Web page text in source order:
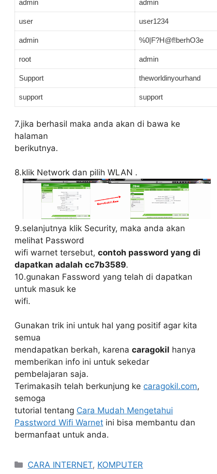
admin admin
user user1234
admin %0|F?H@f!berhO3e
root admin
Support theworldinyourhand
support support
7.jika berhasil maka anda akan di bawa ke
halaman
berikutnya.
8.klik Network dan pilih WLAN .
9.selanjutnya klik Security, maka anda akan
melihat Password
wifi warnet tersebut, contoh password yang di
dapatkan adalah cc7b3589.
10.gunakan Fassword yang telah di dapatkan
untuk masuk ke
wifi.
Gunakan trik ini untuk hal yang positif agar kita
semua
mendapatkan berkah, karena caragokil hanya
memberikan info ini untuk sekedar
pembelajaran saja.
Terimakasih telah berkunjung ke caragokil.com,
semoga
tutorial tentang Cara Mudah Mengetahui
Passtword Wifi Warnet ini bisa membantu dan
bermanfaat untuk anda.
Categories
CARA INTERNET, KOMPUTER